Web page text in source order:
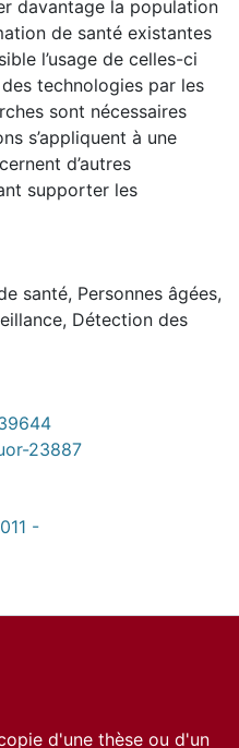
davantage la population
de santé existantes
l’usage de celles-ci
technologies par les
sont nécessaires
s’appliquent à une
d’autres
supporter les
santé, Personnes âgées,
, Détection des
23887
-
d'une thèse ou d'un